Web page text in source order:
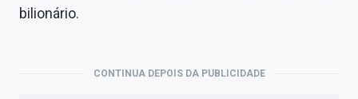
bilionário.
CONTINUA DEPOIS DA PUBLICIDADE